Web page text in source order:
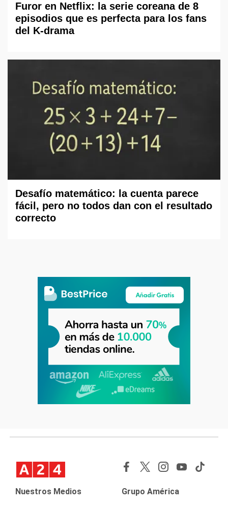
Furor en Netflix: la serie coreana de 8
episodios que es perfecta para los fans
del K-drama
Desafío matemático: la cuenta parece
fácil, pero no todos dan con el resultado
correcto
Nuestros Medios Grupo América